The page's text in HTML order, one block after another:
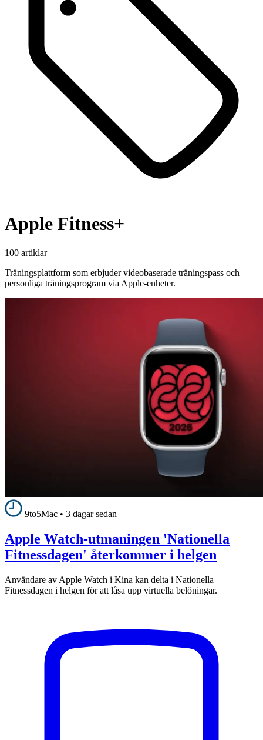
Apple Fitness+
100 artiklar
Träningsplattform som erbjuder videobaserade träningspass och
personliga träningsprogram via Apple-enheter.
9to5Mac • 3 dagar sedan
Apple Watch-utmaningen 'Nationella
Fitnessdagen' återkommer i helgen
Användare av Apple Watch i Kina kan delta i Nationella
Fitnessdagen i helgen för att låsa upp virtuella belöningar.